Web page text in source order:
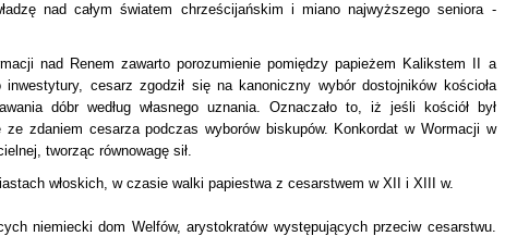
nad całym światem chrześcijańskim i miano najwyższego seniora -
nad Renem zawarto porozumienie pomiędzy papieżem Kalikstem II a
cesarz zgodził się na kanoniczny wybór dostojników kościoła
dóbr według własnego uznania. Oznaczało to, iż jeśli kościół był
ze zdaniem cesarza podczas wyborów biskupów. Konkordat w Wormacji w
tworząc równowagę sił.
włoskich, w czasie walki papiestwa z cesarstwem w XII i XIII w.
niemiecki dom Welfów, arystokratów występujących przeciw cesarstwu.